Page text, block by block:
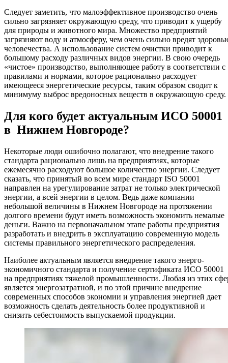
Следует заметить, что малоэффективное производство очень
сильно загрязняет окружающую среду, что приводит к ущербу
для природы и животного мира. Множество предприятий
загрязняют воду и атмосферу, чем очень сильно вредят
человечества. А использование систем очистки приводит к
большому расходу различных видов энергии. В свою очередь
«чистое» производство, выполняющее работу в соответствии с
правилами и нормами, которое рационально расходует
имеющееся энергетические ресурсы, таким образом сводит к
минимуму выброс вредоносных веществ в окружающую среду.
Для кого будет актуальным ИСО 50001
в Нижнем Новгороде?
Некоторые люди ошибочно полагают, что внедрение такого
стандарта рационально лишь на предприятиях, которые
ежемесячно расходуют большое количество энергии. Следует
сказать, что принятый во всем мире стандарт ISO 50001
направлен на урегулирование затрат не только электрической
энергии, а всей энергии в целом. Ведь даже компании
небольшой величины в Нижнем Новгороде на протяжении
долгого времени будут иметь возможность экономить немалые
деньги. Важно на первоначальном этапе работы предприятия
разработать и внедрить в эксплуатацию современную модель
системы правильного энергетического распределения.
Наиболее актуальным является внедрение такого энерго-
экономичного стандарта и получение сертификата ИСО 50001
на предприятиях тяжелой промышленности. Любая из этих
является энергозатратной, и по этой причине внедрение
современных способов экономии и управления энергией дает
возможность сделать деятельность более продуктивной и
снизить себестоимость выпускаемой продукции.